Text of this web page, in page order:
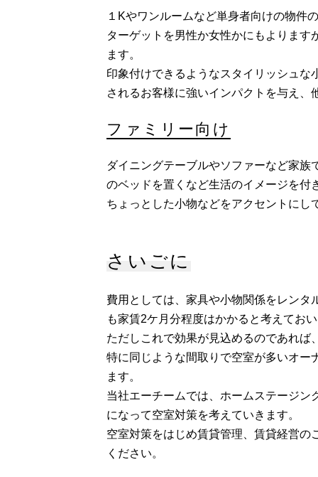
１Kやワンルームなど単身者向けの物件
ターゲットを男性か女性かにもよりま
ます。
印象付けできるようなスタイリッシュ
されるお客様に強いインパクトを与え
ファミリー向け
ダイニングテーブルやソファーなど家
のベッドを置くなど生活のイメージを付
ちょっとした小物などをアクセントにし
さいごに
費用としては、家具や小物関係をレン
も家賃2ケ月分程度はかかると考えてお
ただしこれで効果が見込めるのであれば
特に同じような間取りで空室が多いオ
ます。
当社エーチームでは、ホームステージ
になって空室対策を考えていきます。
空室対策をはじめ賃貸管理、賃貸経営の
ください。